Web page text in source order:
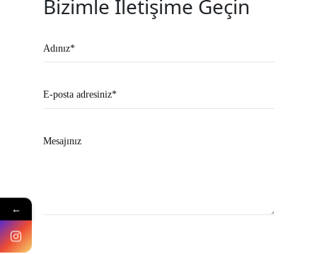
Bizimle İletişime Geçin
Adınız*
E-posta adresiniz*
Mesajınız
←